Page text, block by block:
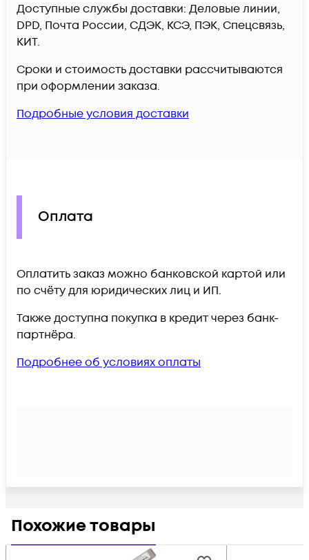
Доступные службы доставки: Деловые линии,
DPD, Почта России, СДЭК, КСЭ, ПЭК, Спецсвязь,
КИТ.
Сроки и стоимость доставки рассчитываются
при оформлении заказа.
Подробные условия доставки
Оплата
Оплатить заказ можно банковской картой или
по счёту для юридических лиц и ИП.
Также доступна покупка в кредит через банк-
партнёра.
Подробнее об условиях оплаты
Похожие товары